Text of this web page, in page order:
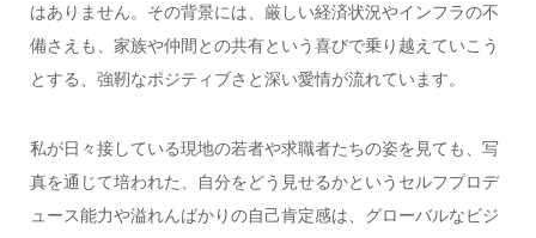
はありません。その背景には、厳しい経済状況やインフラの不
備さえも、家族や仲間との共有という喜びで乗り越えていこう
とする、強靭なポジティブさと深い愛情が流れています。
私が日々接している現地の若者や求職者たちの姿を見ても、写
真を通じて培われた、自分をどう見せるかというセルフプロデ
ュース能力や溢れんばかりの自己肯定感は、グローバルなビジ